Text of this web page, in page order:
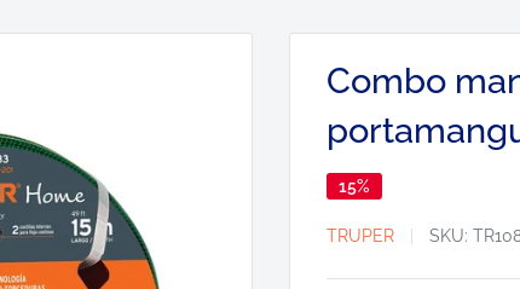
Combo
15%
TRUPER SKU: